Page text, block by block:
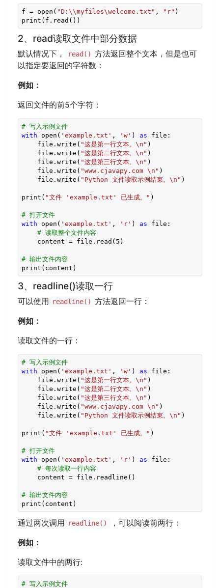
f = open( "D:\\myfiles\welcome.txt" , "r" )
print(f.read())
2、read读取文件中部分数据
默认情况下， read() 方法返回整个文本，但是也可
以指定要返回的字符数：
例如：
返回文件的前5个字符：
# 写入示例文件
with open( 'example.txt' , 'w' ) as file:
    file.write(
"这是第一行文本。\n" )
    file.write(
"这是第二行文本。\n" )
    file.write(
"这是第三行文本。\n" )
    file.write(
"www.cjavapy.com \n" )
    file.write(
"Python 文件读取示例结束。\n" )
print( "文件 'example.txt' 已生成。" )
# 打开文件
with open( 'example.txt' , 'r' ) as file:
# 读取整个文件内容
    content = file.read(
5 )
# 输出文件内容
print(content)
3、readline()读取一行
可以使用 readline() 方法返回一行：
例如：
读取文件的一行：
# 写入示例文件
with open( 'example.txt' , 'w' ) as file:
    file.write(
"这是第一行文本。\n" )
    file.write(
"这是第二行文本。\n" )
    file.write(
"这是第三行文本。\n" )
    file.write(
"www.cjavapy.com \n" )
    file.write(
"Python 文件读取示例结束。\n" )
print( "文件 'example.txt' 已生成。" )
# 打开文件
with open( 'example.txt' , 'r' ) as file:
# 每次读取一行内容
    content = file.readline()
# 输出文件内容
print(content)
通过两次调用 readline()
，可以阅读前两行：
例如：
读取文件中的两行:
# 写入示例文件